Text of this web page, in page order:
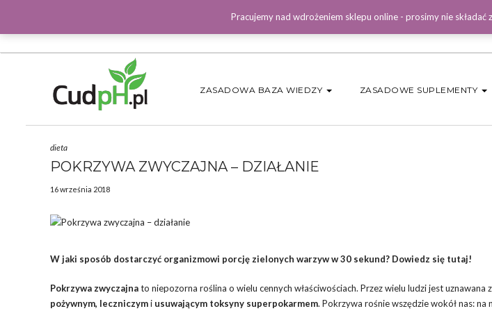
ZASADOWA BAZA WIEDZY ZASADOWE SUPLEMENTY
dieta
POKRZYWA ZWYCZAJNA – DZIAŁANIE
16 września 2018
W jaki sposób dostarczyć organizmowi porcję zielonych warzyw w 30 sekund? Dowiedz się tutaj!
Pokrzywa zwyczajnato niepozorna roślina o wielu cennych właściwościach. Przez wielu ludzi jest uznawana
pożywnym, leczniczymi usuwającym toksyny superpokarmem. Pokrzywa rośnie wszędzie wokół nas:
Pracujemy nad wdrożeniem sklepu online - prosimy nie